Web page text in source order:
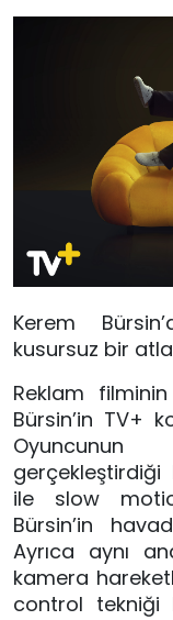
Kerem
kusursuz bir
Reklam
Bürsin’in TV+
ile slow
Bürsin’in
Ayrıca aynı
kamera
control tekniği